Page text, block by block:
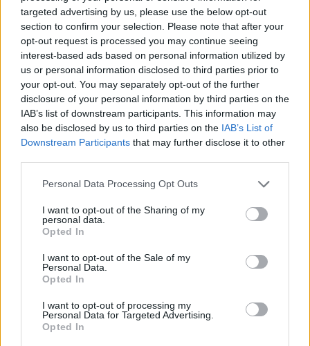
targeted advertising by us, please use the below opt-out
section to confirm your selection. Please note that after your
opt-out request is processed you may continue seeing
interest-based ads based on personal information utilized by
us or personal information disclosed to third parties prior to
your opt-out. You may separately opt-out of the further
disclosure of your personal information by third parties on the
IAB’s list of downstream participants. This information may
also be disclosed by us to third parties on the IAB’s List of
Downstream Participants that may further disclose it to other
Personal Data Processing Opt Outs
I want to opt-out of the Sharing of my
personal data.
Opted In
I want to opt-out of the Sale of my
Personal Data.
Opted In
I want to opt-out of processing my
Personal Data for Targeted Advertising.
Opted In
νιώθω τίποτα πια στη δεξιά πλευρά μου’»
σημαντικό να ζητήσετε βοήθεια σύμφωνα
ειδικό.